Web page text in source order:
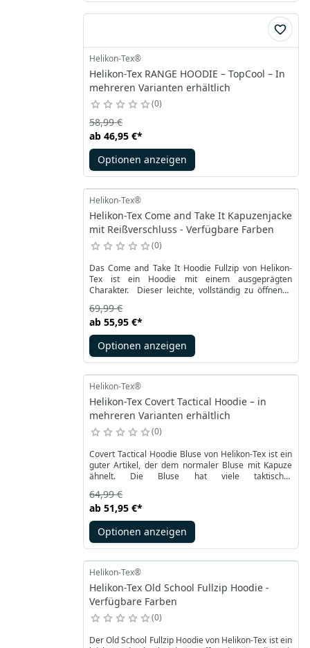
Helikon-Tex®
Helikon-Tex RANGE HOODIE – TopCool – In
mehreren Varianten erhältlich
0
ab 46,95 €*
58,99 €
Optionen anzeigen
Helikon-Tex®
Helikon-Tex Come and Take It Kapuzenjacke
mit Reißverschluss - Verfügbare Farben
0
Das Come and Take It Hoodie Fullzip von Helikon-
Tex ist ein Hoodie mit einem ausgeprägten
Charakter. Dieser leichte, vollständig zu öffnende
Einsatz in der Stadt. Mit zwei Hüfttaschen und einer
verstellbaren Kapuze mit Kordelzug bietet er
Komfort und Funktionalität.
ab 55,95 €*
69,99 €
Optionen anzeigen
Helikon-Tex®
Helikon-Tex Covert Tactical Hoodie – in
mehreren Varianten erhältlich
0
Covert Tactical Hoodie Bluse von Helikon-Tex ist ein
guter Artikel, der dem normaler Bluse mit Kapuze
ähnelt. Die Bluse hat viele taktischer
ab 51,95 €*
64,99 €
Optionen anzeigen
Helikon-Tex®
Helikon-Tex Old School Fullzip Hoodie -
Verfügbare Farben
0
Der Old School Fullzip Hoodie von Helikon-Tex ist ein